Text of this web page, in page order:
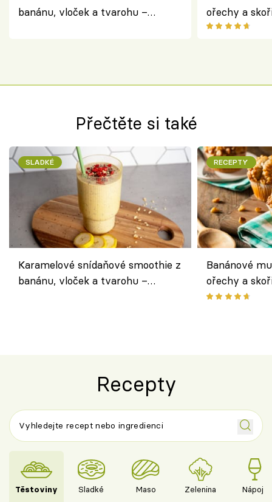
banánu, vloček a tvarohu –
ořechy a
Přečtěte si také
SLADKÉ
Karamelové snídaňové smoothie z
banánu, vloček a tvarohu –
RECEPTY
Banánové
ořechy a
Recepty
Těstoviny Sladké Maso Zelenina Nápoje